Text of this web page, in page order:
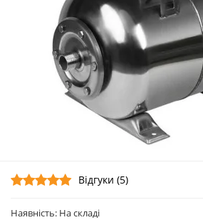
Відгуки (5)
Наявність: На складі